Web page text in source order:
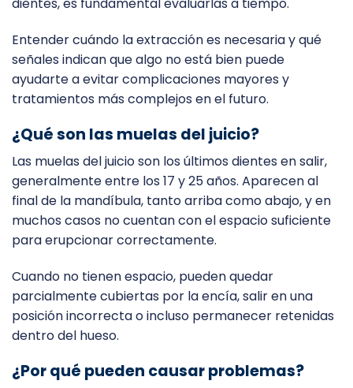
dientes, es fundamental evaluarlas a tiempo.
Entender cuándo la extracción es necesaria y qué
señales indican que algo no está bien puede
ayudarte a evitar complicaciones mayores y
tratamientos más complejos en el futuro.
¿Qué son las muelas del juicio?
Las muelas del juicio son los últimos dientes en salir,
generalmente entre los 17 y 25 años. Aparecen al
final de la mandíbula, tanto arriba como abajo, y en
muchos casos no cuentan con el espacio suficiente
para erupcionar correctamente.
Cuando no tienen espacio, pueden quedar
parcialmente cubiertas por la encía, salir en una
posición incorrecta o incluso permanecer retenidas
dentro del hueso.
¿Por qué pueden causar problemas?